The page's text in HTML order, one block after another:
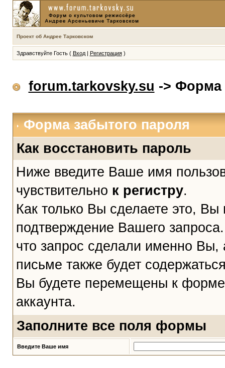
Проект об Андрее Тарковском
Здравствуйте Гость ( Вход| Регистрация)
forum.tarkovsky.su -> Форма
Форма забытого пароля
Как восстановить пароль
Ниже введите Ваше имя
чувствительно к регистру.
Как только Вы сделаете это,
подтверждение Вашего
что запрос сделали именно
письме также будет
Вы будете перемещены к
аккаунта.
Заполните все поля формы
Введите Ваше имя